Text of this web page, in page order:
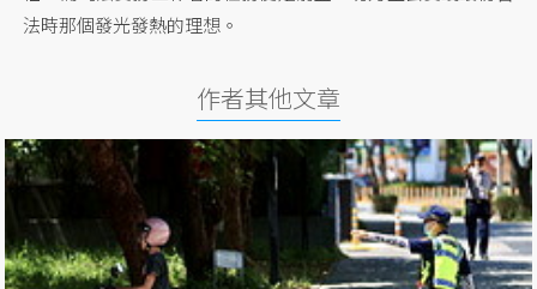
法時那個發光發熱的理想。
作者其他文章